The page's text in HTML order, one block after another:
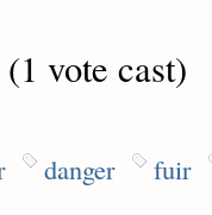
vote cast)
danger
fuir